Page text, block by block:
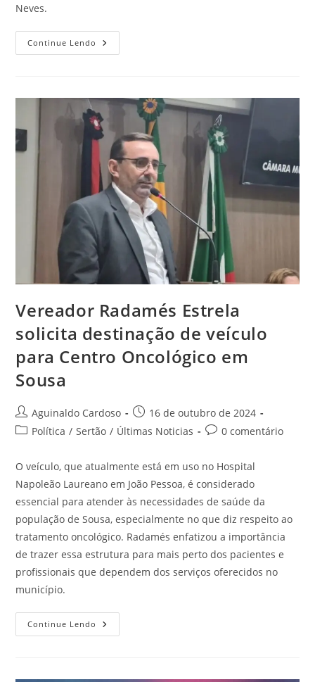
Neves.
Continue Lendo
Vereador Radamés Estrela
solicita destinação de veículo
para Centro Oncológico em
Sousa
Aguinaldo Cardoso
16 de outubro de 2024
Política / Sertão / Últimas Noticias 0 comentário
O veículo, que atualmente está em uso no Hospital
Napoleão Laureano em João Pessoa, é considerado
essencial para atender às necessidades de saúde da
população de Sousa, especialmente no que diz respeito ao
tratamento oncológico. Radamés enfatizou a importância
de trazer essa estrutura para mais perto dos pacientes e
profissionais que dependem dos serviços oferecidos no
município.
Continue Lendo